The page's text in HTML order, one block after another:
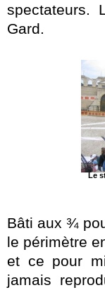
spectateurs.
Gard.
Le
Bâti aux ¾
le périmètre
et ce pour
jamais